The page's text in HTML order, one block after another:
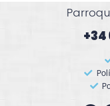
+34